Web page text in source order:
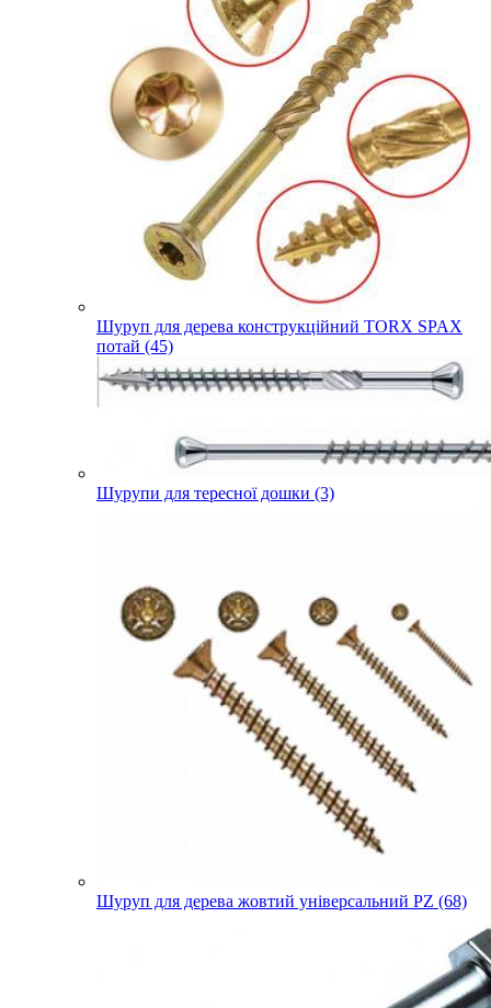
Шуруп для дерева конструкційний TORX SPAX
потай (45)
Шурупи для тересної дошки (3)
Шуруп для дерева жовтий універсальний PZ (68)